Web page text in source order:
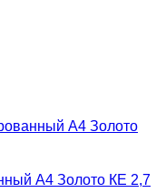
А4 Золото КЕ 2,7